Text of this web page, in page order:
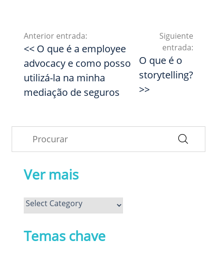
Anterior entrada:
<< O que é a employee
advocacy e como posso
utilizá-la na minha
mediação de seguros
Siguiente
entrada:
O que é o
storytelling?
>>
Ver mais
Ver
mais
Temas chave